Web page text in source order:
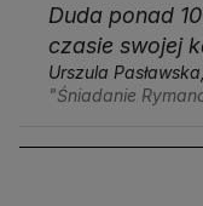
Duda ponad
czasie swojej
Urszula
"Śniadanie